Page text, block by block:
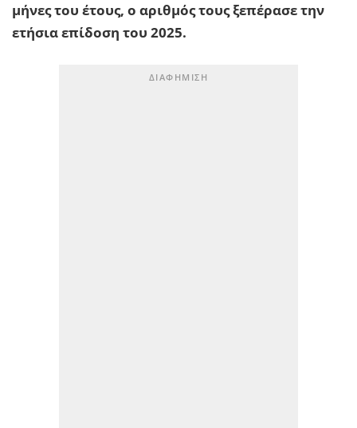
μήνες του έτους, ο αριθμός τους ξεπέρασε την
ετήσια επίδοση του 2025.